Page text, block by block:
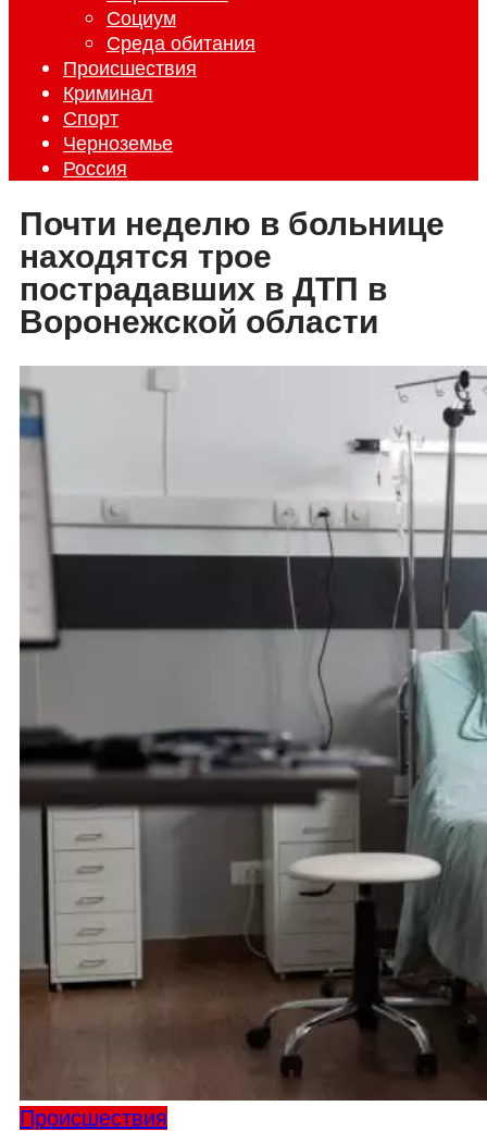
Социум
Среда обитания
Происшествия
Криминал
Спорт
Черноземье
Россия
Почти неделю в больнице
находятся трое
пострадавших в ДТП в
Воронежской области
Происшествия